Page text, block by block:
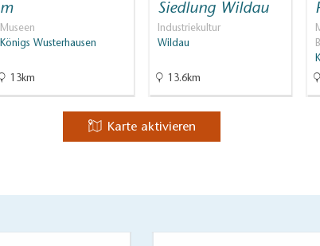
m
Museen
Königs Wusterhausen
13km
Siedlung Wildau
Industriekultur
Wildau
13.6km
Karte aktivieren